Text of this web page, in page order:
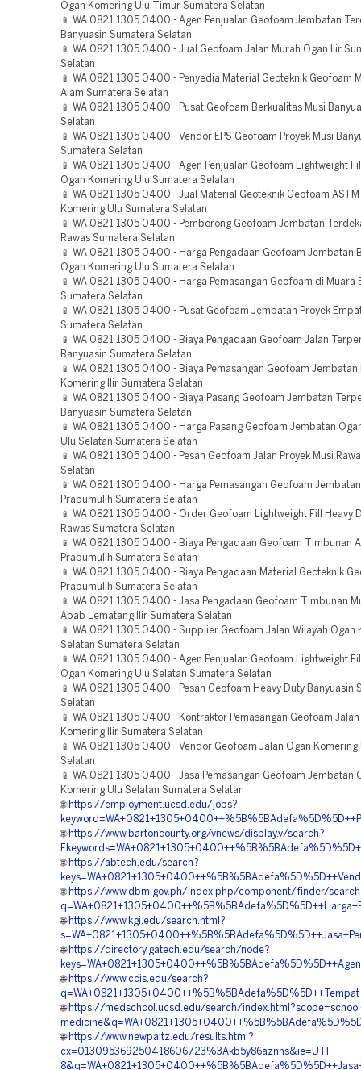
Ogan Komering Ulu Timur Sumatera Selatan
📱 WA 0821 1305 0400 - Agen Penjualan Geofoam Jembatan
Banyuasin Sumatera Selatan
📱 WA 0821 1305 0400 - Jual Geofoam Jalan Murah Ogan Ilir
Selatan
📱 WA 0821 1305 0400 - Penyedia Material Geoteknik Geofoam
Alam Sumatera Selatan
📱 WA 0821 1305 0400 - Pusat Geofoam Berkualitas Musi
Selatan
📱 WA 0821 1305 0400 - Vendor EPS Geofoam Proyek Musi
Sumatera Selatan
📱 WA 0821 1305 0400 - Agen Penjualan Geofoam Lightweight
Ogan Komering Ulu Sumatera Selatan
📱 WA 0821 1305 0400 - Jual Material Geoteknik Geofoam ASTM
Komering Ulu Sumatera Selatan
📱 WA 0821 1305 0400 - Pemborong Geofoam Jembatan
Rawas Sumatera Selatan
📱 WA 0821 1305 0400 - Harga Pengadaan Geofoam Jembatan
Ogan Komering Ulu Sumatera Selatan
📱 WA 0821 1305 0400 - Harga Pemasangan Geofoam di Muara
Sumatera Selatan
📱 WA 0821 1305 0400 - Pusat Geofoam Jembatan Proyek
Sumatera Selatan
📱 WA 0821 1305 0400 - Biaya Pengadaan Geofoam Jalan
Banyuasin Sumatera Selatan
📱 WA 0821 1305 0400 - Biaya Pemasangan Geofoam Jembatan
Komering Ilir Sumatera Selatan
📱 WA 0821 1305 0400 - Biaya Pasang Geofoam Jembatan
Banyuasin Sumatera Selatan
📱 WA 0821 1305 0400 - Harga Pasang Geofoam Jembatan
Ulu Selatan Sumatera Selatan
📱 WA 0821 1305 0400 - Pesan Geofoam Jalan Proyek Musi
Selatan
📱 WA 0821 1305 0400 - Harga Pemasangan Geofoam
Prabumulih Sumatera Selatan
📱 WA 0821 1305 0400 - Order Geofoam Lightweight Fill Heavy
Rawas Sumatera Selatan
📱 WA 0821 1305 0400 - Biaya Pengadaan Geofoam Timbunan
Prabumulih Sumatera Selatan
📱 WA 0821 1305 0400 - Biaya Pengadaan Material Geoteknik
Prabumulih Sumatera Selatan
📱 WA 0821 1305 0400 - Jasa Pengadaan Geofoam Timbunan
Abab Lematang Ilir Sumatera Selatan
📱 WA 0821 1305 0400 - Supplier Geofoam Jalan Wilayah Ogan
Selatan Sumatera Selatan
📱 WA 0821 1305 0400 - Agen Penjualan Geofoam Lightweight
Ogan Komering Ulu Selatan Sumatera Selatan
📱 WA 0821 1305 0400 - Pesan Geofoam Heavy Duty Banyuasin
Selatan
📱 WA 0821 1305 0400 - Kontraktor Pemasangan Geofoam Jalan
Komering Ilir Sumatera Selatan
📱 WA 0821 1305 0400 - Vendor Geofoam Jalan Ogan Komering
Selatan
📱 WA 0821 1305 0400 - Jasa Pemasangan Geofoam Jembatan
Komering Ulu Selatan Sumatera Selatan
🌐 https://employment.ucsd.edu/jobs?
🌐 https://www.bartoncounty.org/vnews/display.v/search?
🌐 https://abtech.edu/search?
🌐 https://www.dbm.gov.ph/index.php/component/finder/
🌐 https://www.kgi.edu/search.html?
🌐 https://directory.gatech.edu/search/node?
🌐 https://www.ccis.edu/search?
🌐 https://medschool.ucsd.edu/search/
🌐 https://www.newpaltz.edu/results.html?
cx=013095369250418606723%3Akb5y86aznns&ie=UTF-